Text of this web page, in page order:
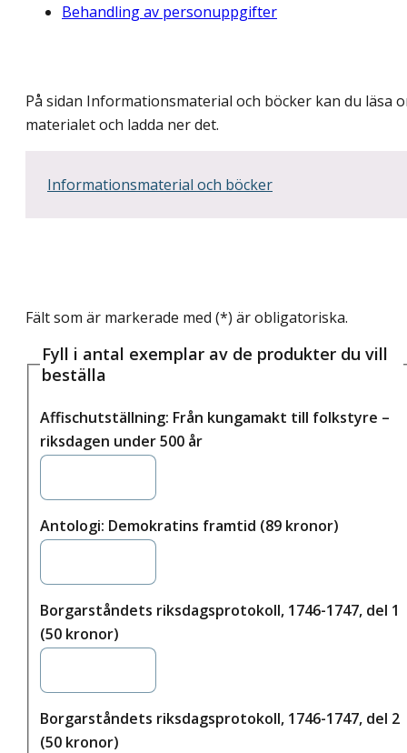
Behandling av personuppgifter
På sidan Informationsmaterial och böcker kan du läsa
materialet och ladda ner det.
Informationsmaterial och böcker
Fält som är markerade med (*) är obligatoriska.
Fyll i antal exemplar av de produkter du vill
beställa
Affischutställning: Från kungamakt till folkstyre –
riksdagen under 500 år
Antologi: Demokratins framtid (89 kronor)
Borgarståndets riksdagsprotokoll, 1746-1747, del 1
(50 kronor)
Borgarståndets riksdagsprotokoll, 1746-1747, del 2
(50 kronor)